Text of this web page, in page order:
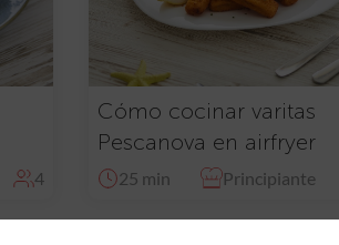
4
Cómo cocinar varitas
Pescanova en airfryer
25 min Principiante